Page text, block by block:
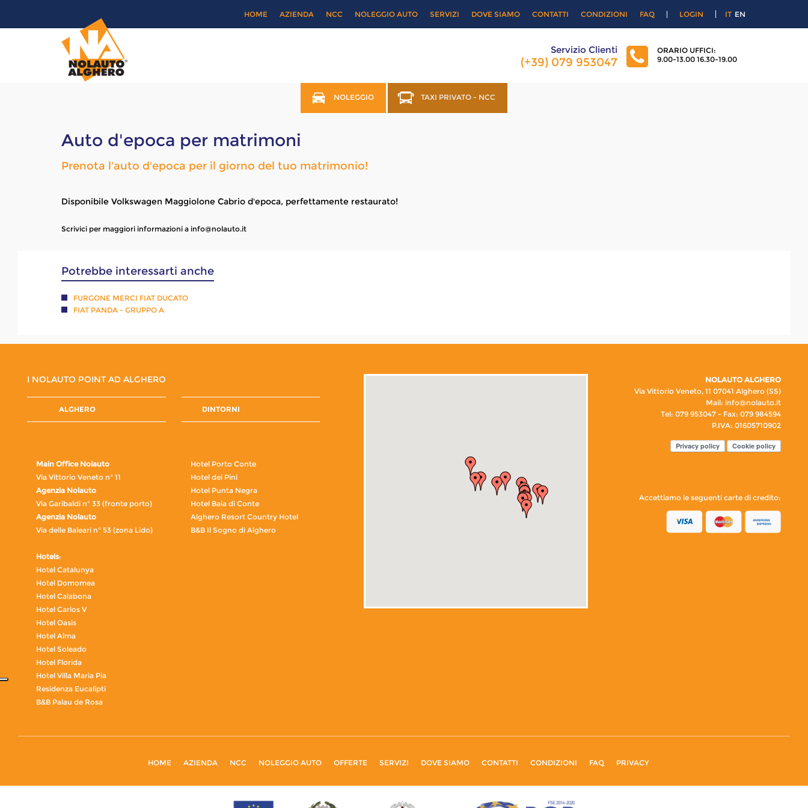
IT EN
HOME AZIENDA NCC NOLEGGIO AUTO SERVIZI DOVE SIAMO CONTATTI CONDIZIONI FAQ LOGIN
Servizio Clienti
(+39) 079 953047
ORARIO UFFICI:
9.00-13.00 16.30-19.00
NOLEGGIO TAXI PRIVATO - NCC
Auto d'epoca per matrimoni
Prenota l'auto d'epoca per il giorno del tuo matrimonio!
Disponibile Volkswagen Maggiolone Cabrio d'epoca, perfettamente restaurato!
Scrivici per maggiori informazioni a info@nolauto.it
Potrebbe interessarti anche
FURGONE MERCI FIAT DUCATO
FIAT PANDA - GRUPPO A
I NOLAUTO POINT AD ALGHERO
ALGHERO
Main Office Nolauto
Via Vittorio Veneto n° 11
Agenzia Nolauto
Via Garibaldi n° 33 (fronte porto)
Agenzia Nolauto
Via delle Baleari n° 53 (zona Lido)
Hotels:
Hotel Catalunya
Hotel Domomea
Hotel Calabona
Hotel Carlos V
Hotel Oasis
Hotel Alma
Hotel Soleado
Hotel Florida
Hotel Villa Maria Pia
Residenza Eucalipti
B&B Palau de Rosa
DINTORNI
Hotel Porto Conte
Hotel dei Pini
Hotel Punta Negra
Hotel Baia di Conte
Alghero Resort Country Hotel
B&B Il Sogno di Alghero
NOLAUTO ALGHERO
Via Vittorio Veneto, 11 07041 Alghero (SS)
Mail: info@nolauto.it
Tel: 079 953047 - Fax: 079 984594
P.IVA: 01605710902
Privacy policy Cookie policy
Accettiamo le seguenti carte di credito:
HOME AZIENDA NCC NOLEGGIO AUTO OFFERTE SERVIZI DOVE SIAMO CONTATTI CONDIZIONI FAQ PRIVACY